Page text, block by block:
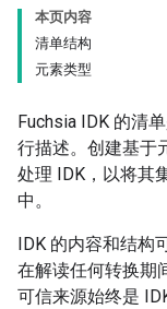
本页内容
清单结构
元素类型
Fuchsia IDK 的清
行描述。创建基于
处理 IDK，以将其
中。
IDK 的内容和结构
在解读任何转换期
可信来源始终是